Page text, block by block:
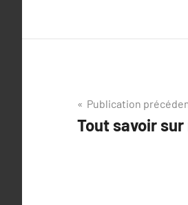
Navigation
de
Publication
Tout savoir